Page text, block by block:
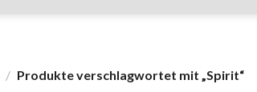
/ Produkte verschlagwortet mit „Spirit“